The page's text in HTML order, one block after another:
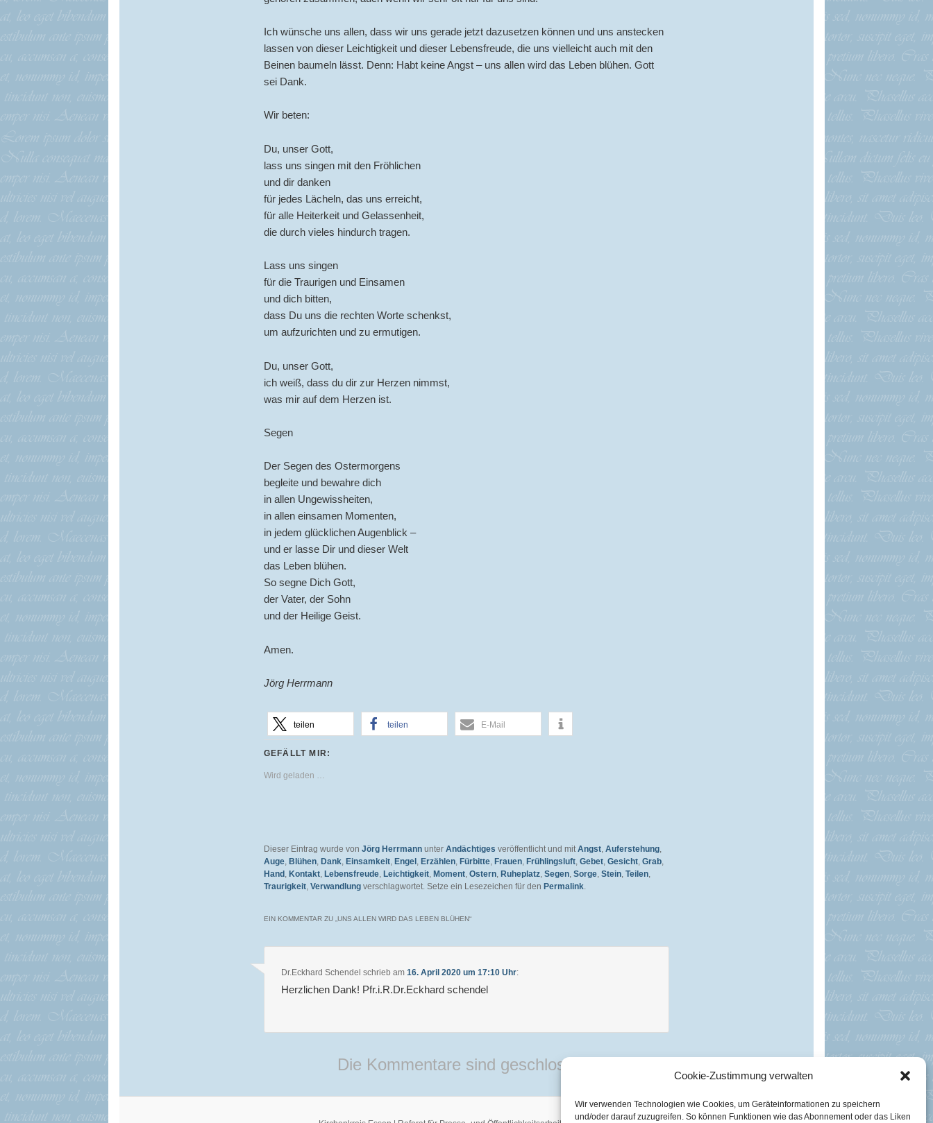
Cookie-Zustimmung verwalten
Wir verwenden Technologien wie Cookies, um Geräteinformationen zu speichern
und/oder darauf zuzugreifen. So können Funktionen wie das Abonnement oder das Liken
Ich wünsche uns allen, dass wir uns gerade jetzt dazusetzen können und uns anstecken
lassen von dieser Leichtigkeit und dieser Lebensfreude, die uns vielleicht auch mit den
Beinen baumeln lässt. Denn: Habt keine Angst – uns allen wird das Leben blühen. Gott
sei Dank.
Wir beten:
Du, unser Gott,
lass uns singen mit den Fröhlichen
und dir danken
für jedes Lächeln, das uns erreicht,
für alle Heiterkeit und Gelassenheit,
die durch vieles hindurch tragen.
Lass uns singen
für die Traurigen und Einsamen
und dich bitten,
dass Du uns die rechten Worte schenkst,
um aufzurichten und zu ermutigen.
Du, unser Gott,
ich weiß, dass du dir zur Herzen nimmst,
was mir auf dem Herzen ist.
Segen
Der Segen des Ostermorgens
begleite und bewahre dich
in allen Ungewissheiten,
in allen einsamen Momenten,
in jedem glücklichen Augenblick –
und er lasse Dir und dieser Welt
das Leben blühen.
So segne Dich Gott,
der Vater, der Sohn
und der Heilige Geist.
Amen.
Jörg Herrmann
teilen teilen E-Mail
GEFÄLLT MIR:
Wird geladen …
Dieser Eintrag wurde von Jörg Herrmannunter Andächtiges veröffentlicht und mitAngst, Auferstehung,
Auge, Blühen, Dank, Einsamkeit, Engel , Erzählen, Fürbitte, Frauen, Frühlingsluft, Gebet, Gesicht, Grab,
Hand , Kontakt, Lebensfreude, Leichtigkeit, Moment, Ostern, Ruheplatz, Segen, Sorge, Stein, Teilen,
Traurigkeit, Verwandlungverschlagwortet. Setze ein Lesezeichen für den Permalink.
EIN KOMMENTAR ZU „ UNS ALLEN WIRD DAS LEBEN BLÜHEN“
Dr.Eckhard Schendel schrieb am16. April 2020 um 17:10 Uhr:
Herzlichen Dank! Pfr.i.R.Dr.Eckhard schendel
Die Kommentare sind geschlossen.